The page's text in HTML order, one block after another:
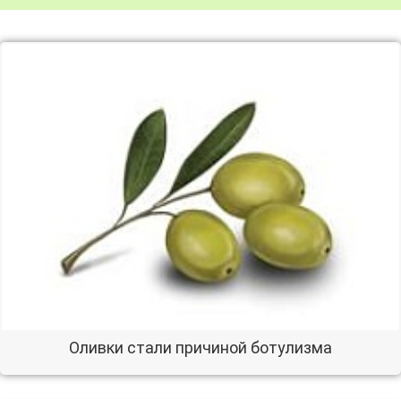
Оливки стали причиной ботулизма